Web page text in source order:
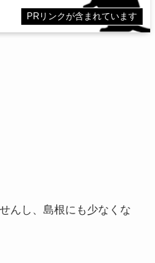
PRリンクが含まれています
んし、島根にも少なくな